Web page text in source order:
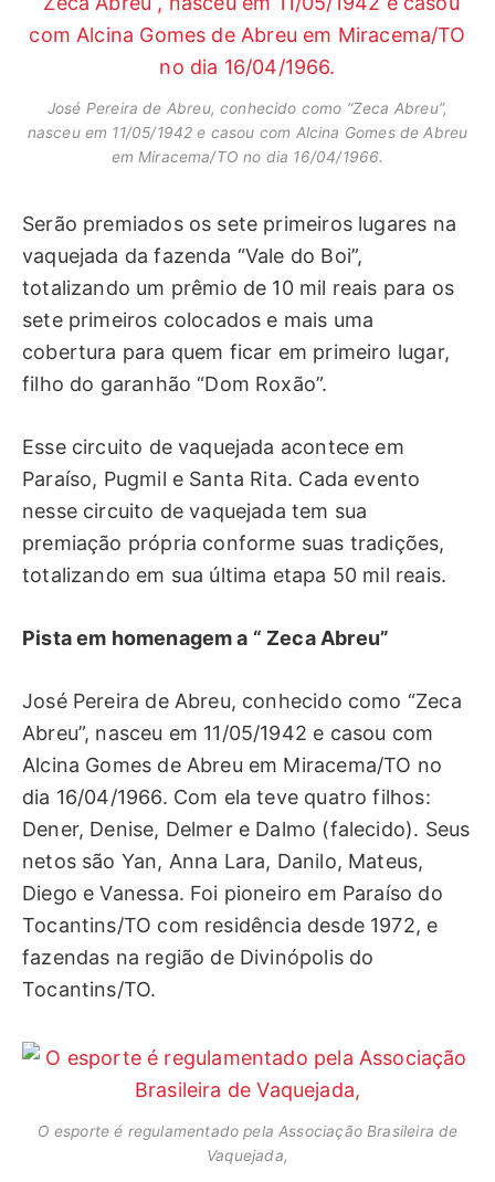
José Pereira de Abreu, conhecido como “Zeca Abreu”,
nasceu em 11/05/1942 e casou com Alcina Gomes de Abreu
em Miracema/TO no dia 16/04/1966.
Serão premiados os sete primeiros lugares na
vaquejada da fazenda “Vale do Boi”,
totalizando um prêmio de 10 mil reais para os
sete primeiros colocados e mais uma
cobertura para quem ficar em primeiro lugar,
filho do garanhão “Dom Roxão”.
Esse circuito de vaquejada acontece em
Paraíso, Pugmil e Santa Rita. Cada evento
nesse circuito de vaquejada tem sua
premiação própria conforme suas tradições,
totalizando em sua última etapa 50 mil reais.
Pista em homenagem a “ Zeca Abreu”
José Pereira de Abreu, conhecido como “Zeca
Abreu”, nasceu em 11/05/1942 e casou com
Alcina Gomes de Abreu em Miracema/TO no
dia 16/04/1966. Com ela teve quatro filhos:
Dener, Denise, Delmer e Dalmo (falecido). Seus
netos são Yan, Anna Lara, Danilo, Mateus,
Diego e Vanessa. Foi pioneiro em Paraíso do
Tocantins/TO com residência desde 1972, e
fazendas na região de Divinópolis do
Tocantins/TO.
O esporte é regulamentado pela Associação Brasileira de
Vaquejada,